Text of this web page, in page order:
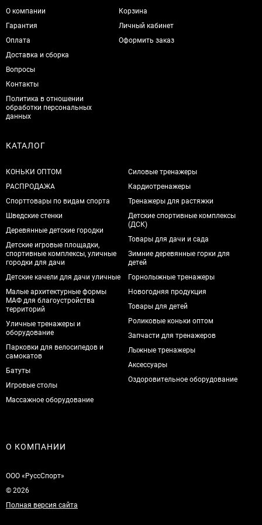
О компании
Гарантия
Оплата
Доставка и сборка
Вопросы
Контакты
Политика в отношении
обработки персональных
данных
Корзина
Личный кабинет
Оформить заказ
КАТАЛОГ
КОНЬКИ ОПТОМ
РАСПРОДАЖА
Спорттовары по видам спорта
Шведские стенки
Деревянные детские городки
Детские игровые площадки,
спортивные комплексы, уличные
городки для дачи
Детские качели для дачи уличные
Малые архитектурные формы
МАФ для благоустройства
территорий
Уличные тренажеры и
оборудование
Парковки для велосипедов и
самокатов
Батуты
Игровые столы
Массажное оборудование
Силовые тренажеры
Кардиотренажеры
Тренажеры для растяжки
Детские спортивные комплексы
(ДСК)
Товары для дачи и сада
Зимние деревянные горки для
детей
Горнолыжные тренажеры
Новогодняя продукция
Товары для детей
Роликовые коньки оптом
Запчасти для тренажеров
Лыжные тренажеры
Аксессуары
Оздоровительное оборудование
О КОМПАНИИ
ООО «РуссСпорт»
© 2026
Полная версия сайта